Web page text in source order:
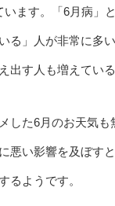
ます。「6月病
る」人が非常に多
出す人も増えている
した6月のお天気
悪い影響を及ぼす
るようです。